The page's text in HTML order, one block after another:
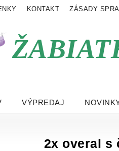
KONTAKT ZÁSADY
VÝPREDAJ
2x overal s